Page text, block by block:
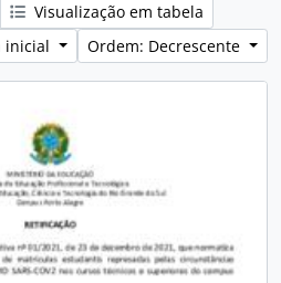
Visualização em tabela
inicial
Ordem: Decrescente